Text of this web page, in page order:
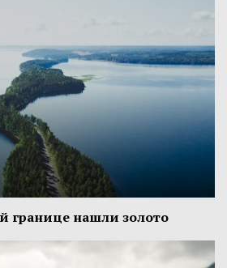
границе нашли золото